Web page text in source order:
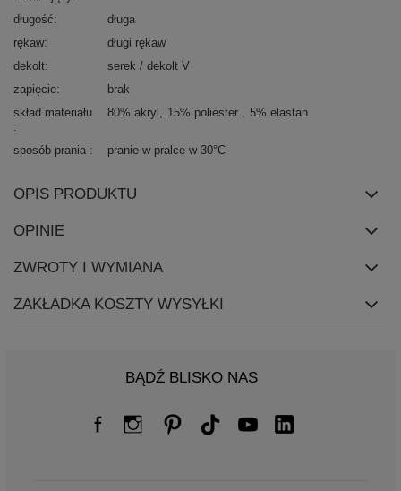
długość
długa
rękaw
długi rękaw
dekolt
serek / dekolt V
zapięcie
brak
skład materiału
80% akryl 15% poliester 5% elastan
sposób prania pranie w pralce w 30°C
OPIS PRODUKTU
OPINIE
ZWROTY I WYMIANA
ZAKŁADKA KOSZTY WYSYŁKI
BĄDŹ BLISKO NAS